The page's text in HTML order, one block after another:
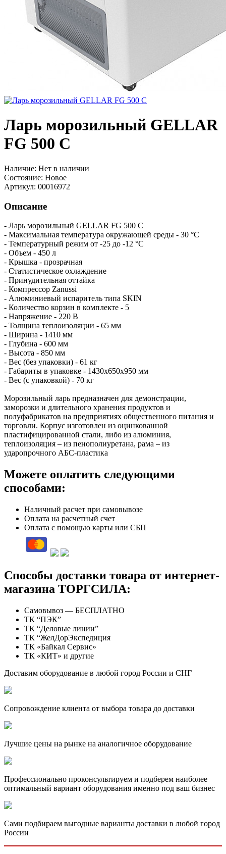
Ларь морозильный GELLAR
FG 500 C
Наличие: Нет в наличии
Состояние: Новое
Артикул: 00016972
Описание
- Ларь морозильный GELLAR FG 500 C
- Максимальная температура окружающей среды - 30 °C
- Температурный режим от -25 до -12 °С
- Объем - 450 л
- Крышка - прозрачная
- Статистическое охлаждение
- Принудительная оттайка
- Компрессор Zanussi
- Алюминиевый испаритель типа SKIN
- Количество корзин в комплекте - 5
- Напряжение - 220 В
- Толщина теплоизоляции - 65 мм
- Ширина - 1410 мм
- Глубина - 600 мм
- Высота - 850 мм
- Вес (без упаковки) - 61 кг
- Габариты в упаковке - 1430х650х950 мм
- Вес (с упаковкой) - 70 кг
Морозильный ларь предназначен для демонстрации,
заморозки и длительного хранения продуктов и
полуфабрикатов на предприятиях общественного питания и
торговли. Корпус изготовлен из оцинкованной
пластифицированной стали, либо из алюминия,
теплоизоляция – из пенополиуретана, рама – из
ударопрочного АБС-пластика
Можете оплатить следующими
способами:
Наличный расчет при самовывозе
Оплата на расчетный счет
Оплата с помощью карты или СБП
Способы доставки товара от интернет-
магазина ТОРГСИЛА:
Самовывоз — БЕСПЛАТНО
ТК “ПЭК”
ТК “Деловые линии”
ТК “ЖелДорЭкспедиция
ТК «Байкал Сервис»
ТК «КИТ» и другие
Доставим оборудование в любой город России и СНГ
Сопровождение клиента от выбора товара до доставки
Лучшие цены на рынке на аналогичное оборудование
Профессионально проконсультируем и подберем наиболее
оптимальный вариант оборудования именно под ваш бизнес
Сами подбираем выгодные варианты доставки в любой город
России